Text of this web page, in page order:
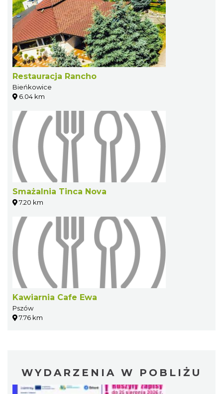
Restauracja Rancho
Bieńkowice
6.04 km
Smażalnia Tinca Nova
7.20 km
Kawiarnia Cafe Ewa
Pszów
7.76 km
WYDARZENIA W POBLIŻU